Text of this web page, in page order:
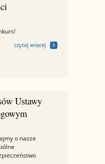
czytaj więcej
Ustawy
o nasze